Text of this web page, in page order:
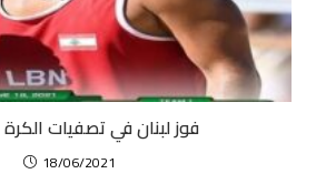
فوز لبنان في تصفيات
18/06/2021